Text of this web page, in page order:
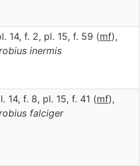
14, f. 2, pl. 15, f. 59 (mf),
inermis
14, f. 8, pl. 15, f. 41 (mf),
falciger